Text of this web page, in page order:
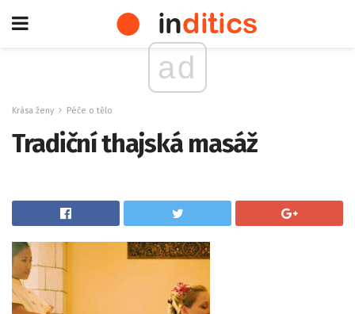
ad
Krása ženy Péče o tělo
Tradiční thajská masáž